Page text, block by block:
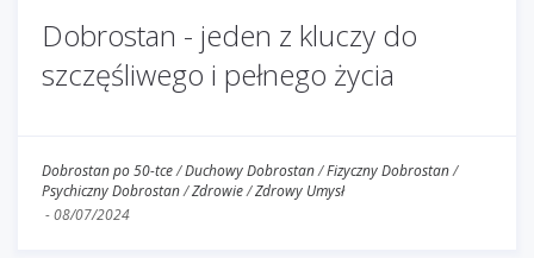
Dobrostan - jeden z kluczy do
szczęśliwego i pełnego życia
Dobrostan po 50-tce/Duchowy Dobrostan/Fizyczny Dobrostan/
Psychiczny Dobrostan/Zdrowie/Zdrowy Umysł
-08/07/2024